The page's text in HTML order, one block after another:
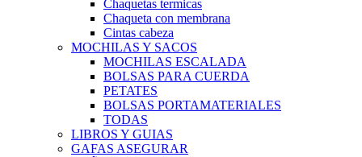
Chaquetas termicas
Chaqueta con membrana
Cintas cabeza
MOCHILAS Y SACOS
MOCHILAS ESCALADA
BOLSAS PARA CUERDA
PETATES
BOLSAS PORTAMATERIALES
TODAS
LIBROS Y GUIAS
GAFAS ASEGURAR